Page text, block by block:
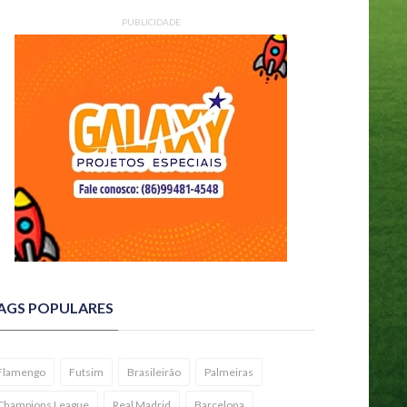
PUBLICIDADE
POPULARES
Futsim Brasileirão Palmeiras